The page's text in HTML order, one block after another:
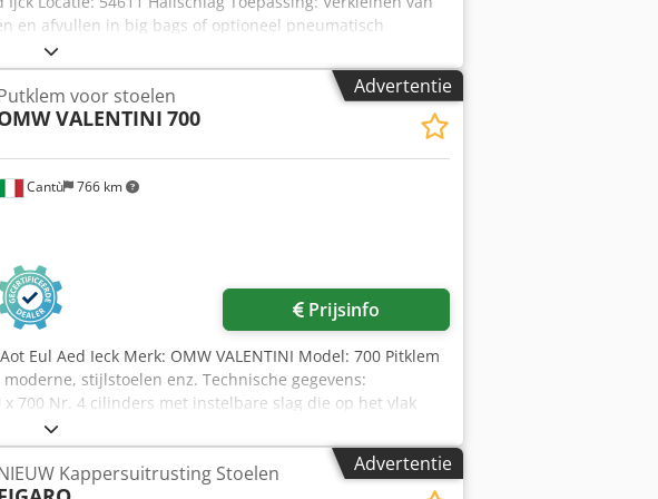
en afvullen in big bags of optioneel pneumatisch
oorspronkelijk gebruikt voor het verkleinen van klei. De
kunnen diverse materialen transporteren en verwerken.
2 3. Doseerschroef 3 4. Breker
stalen frame 6. Elevator 1–3 7. Pneumatisch zendvat
10. Elektronica in container De in het document
Afname van losse componenten of complete installatie
op aanvraag beschikbaar.
Advertentie
Cantù 766 km
voor stoelen
VALENTINI 700
Prijsinfo
Eul Aed Ieck Merk: OMW VALENTINI Model: 700 Pitklem
stijlstoelen enz. Technische gegevens:
700 Nr. 4 cilinders met instelbare slag die op het vlak
voor gelijktijdige bediening van de 4 cilinders
750 h Gewicht kg 700
Advertentie
Kappersuitrusting Stoelen